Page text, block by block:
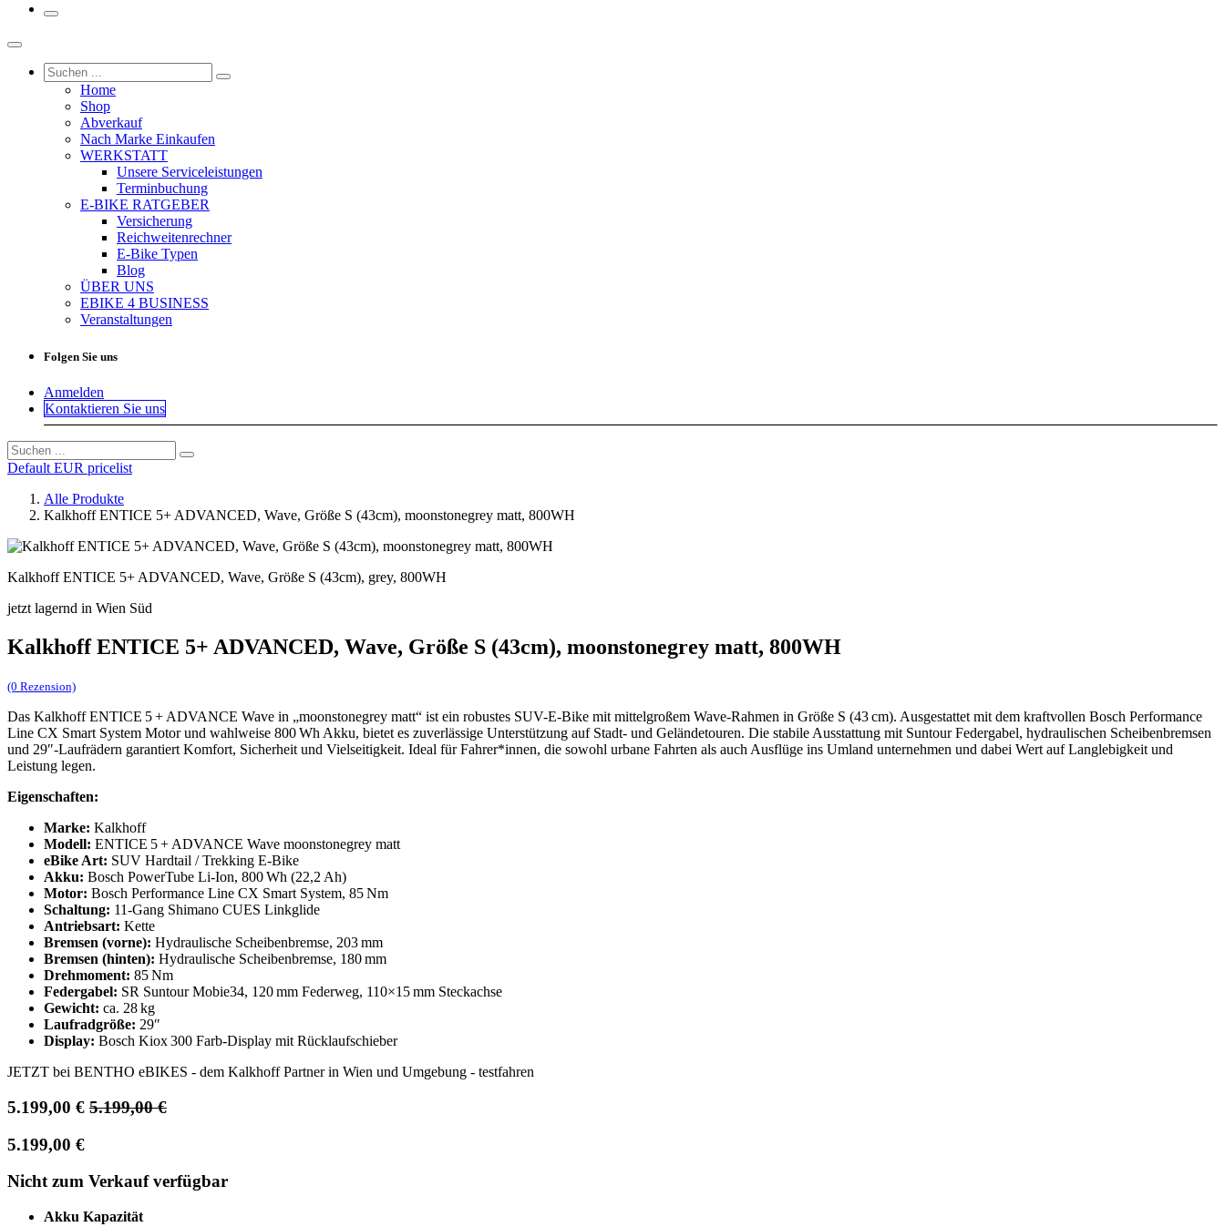
Home
Shop
Abverkauf
Nach Marke Einkaufen
WERKSTATT
Unsere Serviceleistungen
Terminbuchung
E-BIKE RATGEBER
Versicherung
Reichweitenrechner
E-Bike Typen
Blog
ÜBER UNS
EBIKE 4 BUSINESS
Veranstaltungen
Folgen Sie uns
Anmelden
Kontaktieren Sie uns
Default EUR pricelist
Alle Produkte
Kalkhoff ENTICE 5+ ADVANCED, Wave, Größe S (43cm), moonstonegrey matt, 800WH
Kalkhoff ENTICE 5+ ADVANCED, Wave, Größe S (43cm), grey, 800WH
jetzt lagernd in Wien Süd
Kalkhoff ENTICE 5+ ADVANCED, Wave, Größe S (43cm), moonstonegrey matt, 800WH
(0 Rezension)
Das Kalkhoff ENTICE 5 + ADVANCE Wave in „moonstonegrey matt“ ist ein robustes SUV-E‑Bike mit mittelgroßem Wave-Rahmen in Größe S (43 cm). Ausgestattet mit dem kraftvollen Bosch Performance
Line CX Smart System Motor und wahlweise 800 Wh Akku, bietet es zuverlässige Unterstützung auf Stadt- und Geländetouren. Die stabile Ausstattung mit Suntour Federgabel, hydraulischen Scheibenbremsen
und 29″-Laufrädern garantiert Komfort, Sicherheit und Vielseitigkeit. Ideal für Fahrer*innen, die sowohl urbane Fahrten als auch Ausflüge ins Umland unternehmen und dabei Wert auf Langlebigkeit und
Leistung legen.
Eigenschaften:
Marke: Kalkhoff
Modell: ENTICE 5 + ADVANCE Wave moonstonegrey matt
eBike Art: SUV Hardtail / Trekking E‑Bike
Akku: Bosch PowerTube Li‑Ion, 800 Wh (22,2 Ah)
Motor: Bosch Performance Line CX Smart System, 85 Nm
Schaltung: 11‑Gang Shimano CUES Linkglide
Antriebsart: Kette
Bremsen (vorne): Hydraulische Scheibenbremse, 203 mm
Bremsen (hinten): Hydraulische Scheibenbremse, 180 mm
Drehmoment: 85 Nm
Federgabel: SR Suntour Mobie34, 120 mm Federweg, 110×15 mm Steckachse
Gewicht: ca. 28 kg
Laufradgröße: 29″
Display: Bosch Kiox 300 Farb‑Display mit Rücklaufschieber
JETZT bei BENTHO eBIKES - dem Kalkhoff Partner in Wien und Umgebung - testfahren
5.199,00 € 5.199,00€
5.199,00 €
Nicht zum Verkauf verfügbar
Akku Kapazität